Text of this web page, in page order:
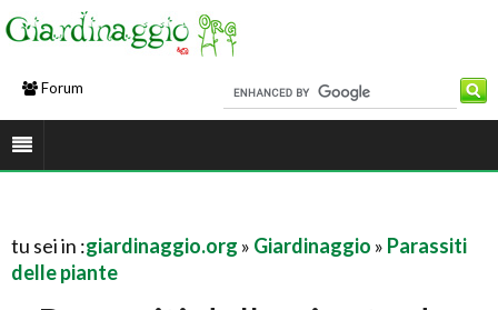
Forum
tu sei in :giardinaggio.org » Giardinaggio » Parassiti
delle piante